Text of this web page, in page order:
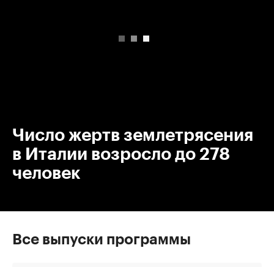
Число жертв землетрясения
в Италии возросло до 278
человек
Все выпуски программы